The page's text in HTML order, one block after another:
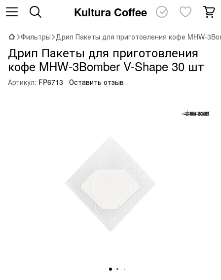
Kultura Coffee
Фильтры Дрип Пакеты для приготовления кофе MHW-
Дрип Пакеты для приготовления
кофе MHW-3Bomber V-Shape 30 шт
Артикул: FP6713 Оставить отзыв